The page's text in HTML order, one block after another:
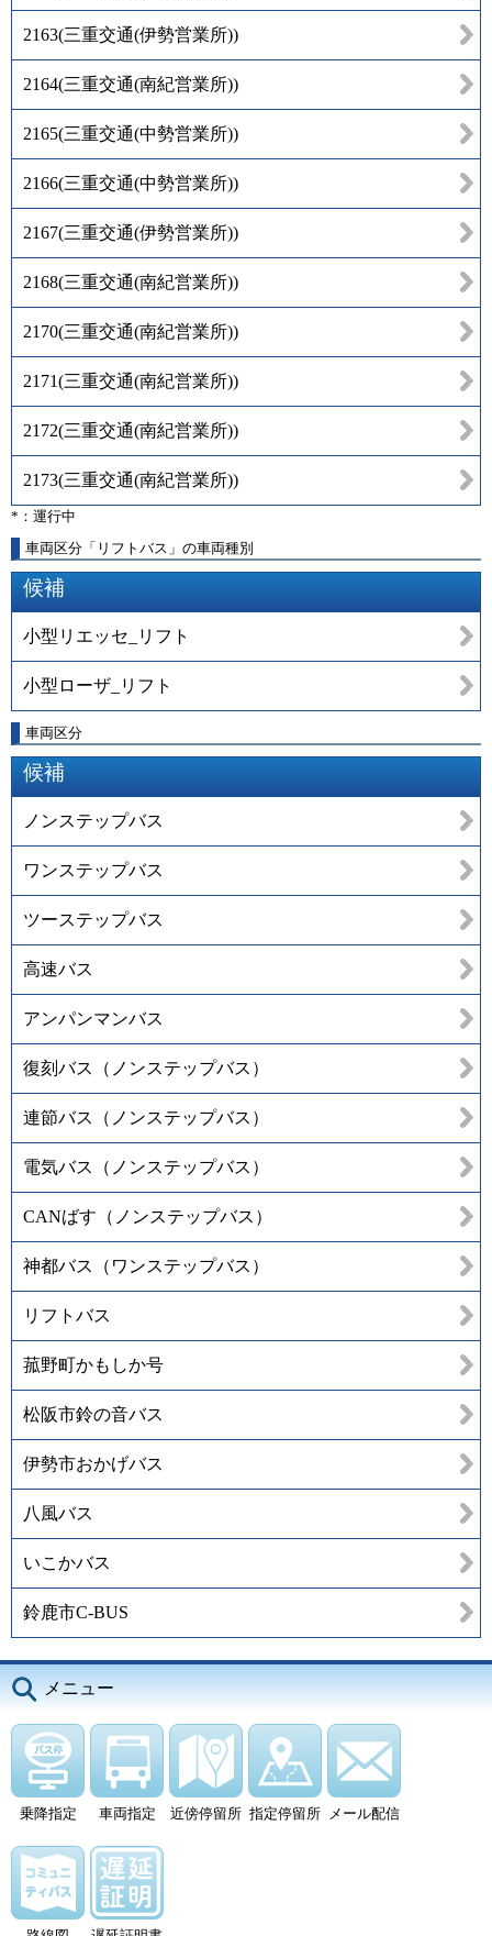
2163(三重交通(伊勢営業所))
2164(三重交通(南紀営業所))
2165(三重交通(中勢営業所))
2166(三重交通(中勢営業所))
2167(三重交通(伊勢営業所))
2168(三重交通(南紀営業所))
2170(三重交通(南紀営業所))
2171(三重交通(南紀営業所))
2172(三重交通(南紀営業所))
2173(三重交通(南紀営業所))
*：運行中
車両区分「リフトバス」の車両種別
候補
小型リエッセ_リフト
小型ローザ_リフト
車両区分
候補
ノンステップバス
ワンステップバス
ツーステップバス
高速バス
アンパンマンバス
復刻バス（ノンステップバス）
連節バス（ノンステップバス）
電気バス（ノンステップバス）
CANばす（ノンステップバス）
神都バス（ワンステップバス）
リフトバス
菰野町かもしか号
松阪市鈴の音バス
伊勢市おかげバス
八風バス
いこかバス
鈴鹿市C-BUS
メニュー
乗降指定 車両指定 近傍停留所 指定停留所 メール配信